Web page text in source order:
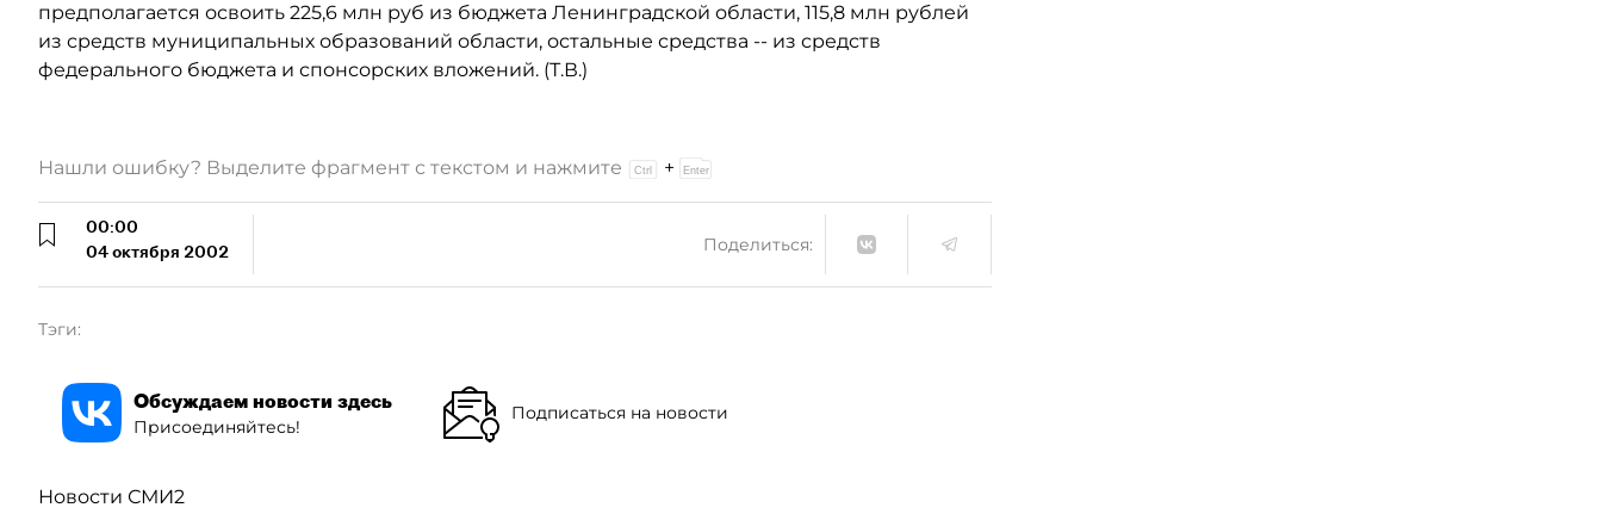
предполагается освоить 225,6 млн руб из бюджета Ленинградской области, 115,8 млн рублей
из средств муниципальных образований области, остальные средства -- из средств
федерального бюджета и спонсорских вложений. (Т.В.)
Нашли ошибку? Выделите фрагмент с текстом и нажмите +
00:00
04 октября 2002
Поделиться:
Тэги:
Обсуждаем новости здесь
Присоединяйтесь!
Подписаться на новости
Новости СМИ2